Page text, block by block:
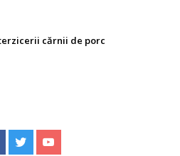
cărnii de porc